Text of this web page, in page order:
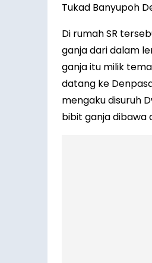
Tukad Banyupoh
Di rumah SR
ganja dari dalam
ganja itu milik
datang ke
mengaku disuruh
bibit ganja dibawa